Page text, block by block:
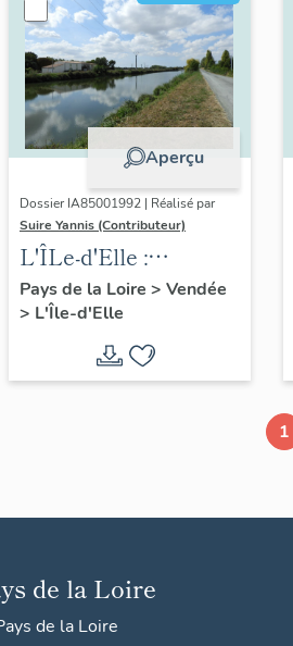
Aperçu
Dossier IA85001992 | Réalisé par
Suire Yannis (Contributeur)
L'ÎLe-d'Elle :
présentation de la
commune
Pays de la Loire > Vendée
> L'Île-d'Elle
1
de la Loire
de la Loire